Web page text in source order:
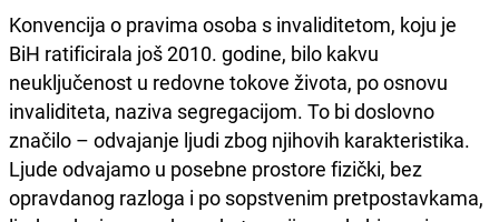
Konvencija o pravima osoba s invaliditetom, koju je
BiH ratificirala još 2010. godine, bilo kakvu
neuključenost u redovne tokove života, po osnovu
invaliditeta, naziva segregacijom. To bi doslovno
značilo – odvajanje ljudi zbog njihovih karakteristika.
Ljude odvajamo u posebne prostore fizički, bez
opravdanog razloga i po sopstvenim pretpostavkama,